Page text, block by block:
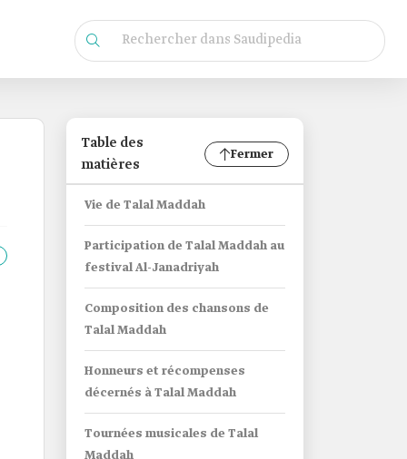
Table des
matières
Fermer
Vie de Talal Maddah
Participation de Talal Maddah au
festival Al-Janadriyah
Composition des chansons de
Talal Maddah
Honneurs et récompenses
décernés à Talal Maddah
Tournées musicales de Talal
Maddah